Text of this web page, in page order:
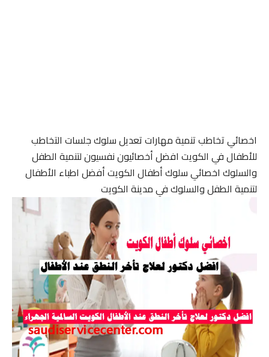
اخصائي تخاطب تنمية مهارات تعديل سلوك جلسات التخاطب
للأطفال في الكويت افضل أخصائيون نفسيون لتنمية الطفل
والسلوك اخصائي سلوك أطفال الكويت أفضل اطباء الأطفال
لتنمية الطفل والسلوك في مدينة الكويت